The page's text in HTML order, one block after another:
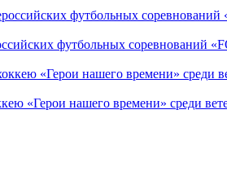
футбольных соревнований
«Герои нашего времени» среди